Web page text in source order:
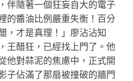
伴隨著一個狂妄自大的電子
的醬油比例嚴重失衡！百分
，才是真理！」廖沾沾知
王醋狂，已經找上門了。他
他對蒜泥的焦慮中，正式開
子佔滿了那扇被撞破的牆門